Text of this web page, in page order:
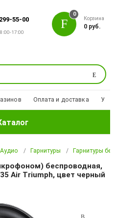
55-00
17:00
Поиск
0
Корзина
0 руб.
Оплата и доставка
Аудио Гарнитуры Гарнитуры
беспроводная,
Air Triumph, цвет черный